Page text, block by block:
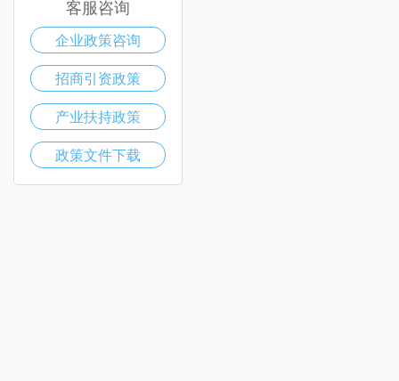
客服咨询
企业政策咨询
招商引资政策
产业扶持政策
政策文件下载